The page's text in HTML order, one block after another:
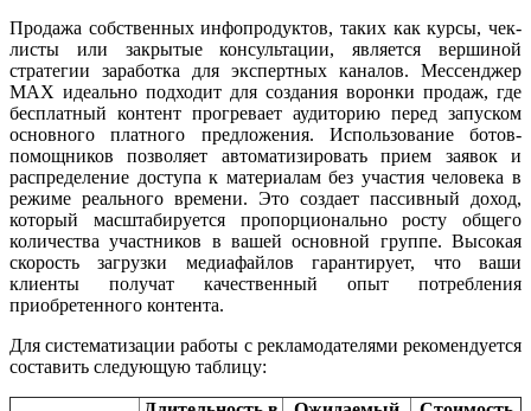
Продажа собственных инфопродуктов, таких как курсы, чек-
листы или закрытые консультации, является вершиной
стратегии заработка для экспертных каналов. Мессенджер
MAX идеально подходит для создания воронки продаж, где
бесплатный контент прогревает аудиторию перед запуском
основного платного предложения. Использование ботов-
помощников позволяет автоматизировать прием заявок и
распределение доступа к материалам без участия человека в
режиме реального времени. Это создает пассивный доход,
который масштабируется пропорционально росту общего
количества участников в вашей основной группе. Высокая
скорость загрузки медиафайлов гарантирует, что ваши
клиенты получат качественный опыт потребления
приобретенного контента.
Для систематизации работы с рекламодателями рекомендуется
составить следующую таблицу: